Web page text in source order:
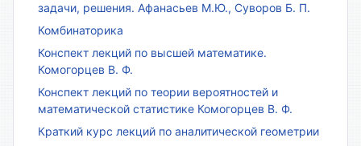
задачи, решения. Афанасьев М.Ю., Суворов Б. П.
Комбинаторика
Конспект лекций по высшей математике.
Комогорцев В. Ф.
Конспект лекций по теории вероятностей и
математической статистике Комогорцев В. Ф.
Краткий курс лекций по аналитической геометрии